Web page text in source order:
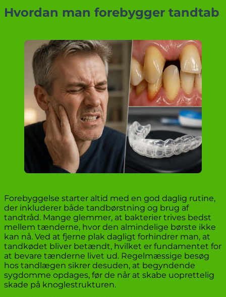
Hvordan man forebygger tandtab
Forebyggelse starter altid med en god daglig rutine,
der inkluderer både tandbørstning og brug af
tandtråd. Mange glemmer, at bakterier trives bedst
mellem tænderne, hvor den almindelige børste ikke
kan nå. Ved at fjerne plak dagligt forhindrer man, at
tandkødet bliver betændt, hvilket er fundamentet for
at bevare tænderne livet ud. Regelmæssige besøg
hos tandlægen sikrer desuden, at begyndende
sygdomme opdages, før de når at skabe uoprettelig
skade på knoglestrukturen.